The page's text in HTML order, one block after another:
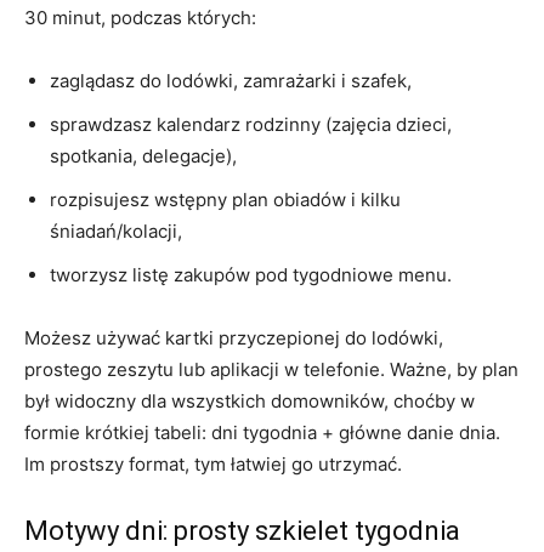
30 minut, podczas których:
zaglądasz do lodówki, zamrażarki i szafek,
sprawdzasz kalendarz rodzinny (zajęcia dzieci,
spotkania, delegacje),
rozpisujesz wstępny plan obiadów i kilku
śniadań/kolacji,
tworzysz listę zakupów pod tygodniowe menu.
Możesz używać kartki przyczepionej do lodówki,
prostego zeszytu lub aplikacji w telefonie. Ważne, by plan
był widoczny dla wszystkich domowników, choćby w
formie krótkiej tabeli: dni tygodnia + główne danie dnia.
Im prostszy format, tym łatwiej go utrzymać.
Motywy dni: prosty szkielet tygodnia